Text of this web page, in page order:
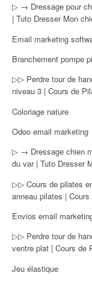
▷ → Dressage pour
| Tuto Dresser Mon
Email marketing
Branchement pompe
▷▷ Perdre tour de
niveau 3 | Cours de
Coloriage nature
Odoo email marketing
▷ → Dressage chien
du var | Tuto Dresser
▷▷ Cours de pilates
anneau pilates |
Envios email
▷▷ Perdre tour de
ventre plat | Cours de
Jeu élastique